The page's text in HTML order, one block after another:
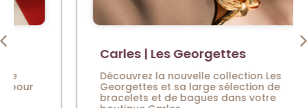
Carles | Les Georgettes
Découvrez la nouvelle collection Les
Georgettes et sa large sélection de
bracelets et de bagues dans votre